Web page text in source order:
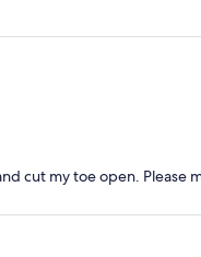
cut my toe open. Please